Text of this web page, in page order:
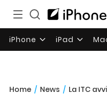
iPhone iPad
Home / News / La ITC